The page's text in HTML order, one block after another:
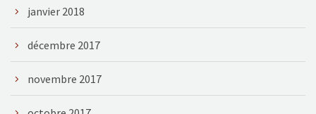
janvier 2018
décembre 2017
novembre 2017